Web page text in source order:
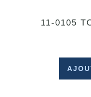
11-0105